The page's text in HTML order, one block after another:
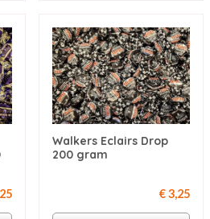
Walkers Eclairs Drop
200 gram
€ 3,25